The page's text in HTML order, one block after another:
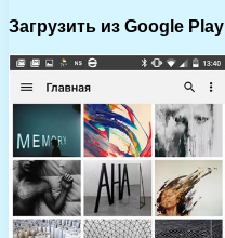
Загрузить из Google Play